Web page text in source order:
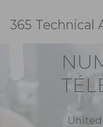
365 Technical